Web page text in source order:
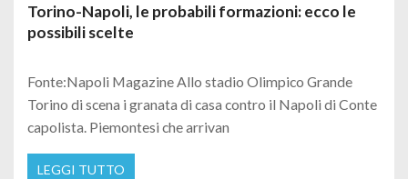
Torino-Napoli, le probabili formazioni: ecco le
possibili scelte
Fonte:Napoli Magazine Allo stadio Olimpico Grande
Torino di scena i granata di casa contro il Napoli di Conte
capolista. Piemontesi che arrivan
LEGGI TUTTO